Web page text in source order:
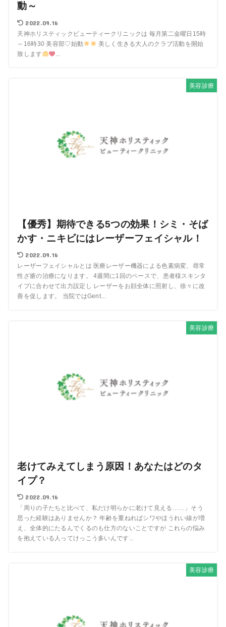
動～
2022.09.16
天神ホリスティックビューティークリニックは 毎月第二金曜日15時
～16時30 美容部♡始動
美しく生きる大人のクラブ活動を開始
致します
美容診療
【優秀】期待できる5つの効果！シミ・そば
かす・ニキビにはレーザーフェイシャル！
2022.09.16
レーザーフェイシャルとは 医療レーザー機器による色素病変、尋常
性ざ瘡の治療になります。 4週間に1回のペースで、患者様スキンタ
イプに合わせて出力設定し レーザーをお顔全体に照射し、徐々に改
善を促します。 当院ではGent...
美容診療
老けてみえてしまう原因！あなたはどのタ
イプ？
2022.09.16
「周りの子たちと比べて、私だけ明らかに老けて見える……」そう
思った経験はありませんか？ 年齢を重ねればシワやほうれい線が増
え、全体的にたるんでくるのも仕方のないことですが これらの悩み
を抱えている人ってけっこう多いんです...
美容診療